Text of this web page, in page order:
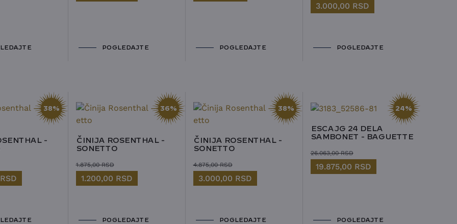
POGLEDAJTE POGLEDAJTE
3.000,00 RSD
POGLEDAJTE
38%
-
RSD
36%
ČINIJA ROSENTHAL -
SONETTO
1.875,00RSD
1.200,00 RSD
POGLEDAJTE
38%
ČINIJA ROSENTHAL -
SONETTO
4.875,00RSD
3.000,00 RSD
POGLEDAJTE
24%
ESCAJG 24 DELA
SAMBONET - BAGUETTE
26.063,00RSD
19.875,00 RSD
POGLEDAJTE